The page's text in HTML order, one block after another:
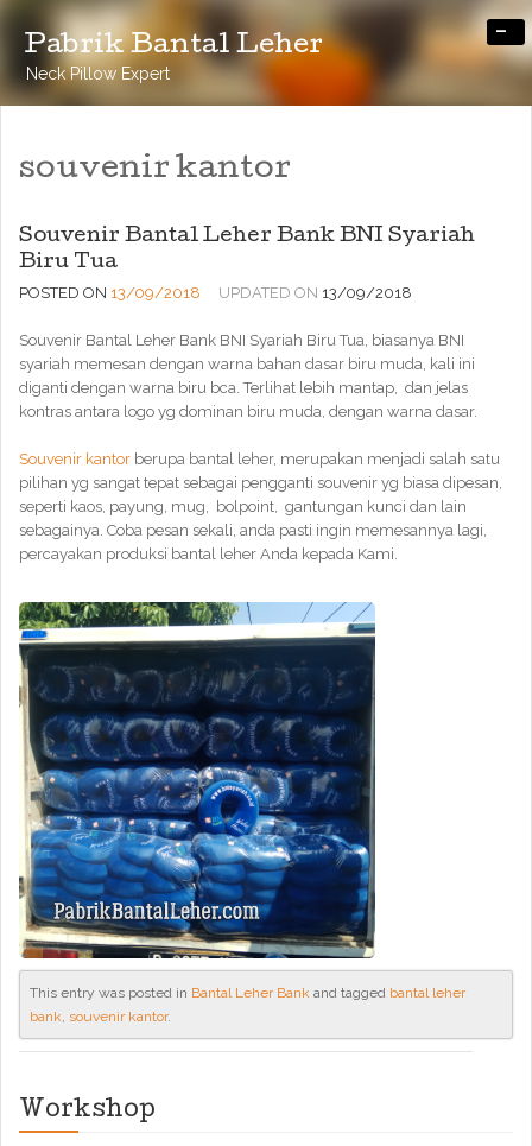
Pabrik Bantal Leher
Neck Pillow Expert
-
souvenir kantor
Souvenir Bantal Leher Bank BNI Syariah
Biru Tua
POSTED ON 13/09/2018 UPDATED ON 13/09/2018
Souvenir Bantal Leher Bank BNI Syariah Biru Tua, biasanya BNI
syariah memesan dengan warna bahan dasar biru muda, kali ini
diganti dengan warna biru bca. Terlihat lebih mantap, dan jelas
kontras antara logo yg dominan biru muda, dengan warna dasar.
Souvenir kantor berupa bantal leher, merupakan menjadi salah satu
pilihan yg sangat tepat sebagai pengganti souvenir yg biasa dipesan,
seperti kaos, payung, mug, bolpoint, gantungan kunci dan lain
sebagainya. Coba pesan sekali, anda pasti ingin memesannya lagi,
percayakan produksi bantal leher Anda kepada Kami.
This entry was posted in Bantal Leher Bank and tagged bantal leher
bank, souvenir kantor.
Workshop